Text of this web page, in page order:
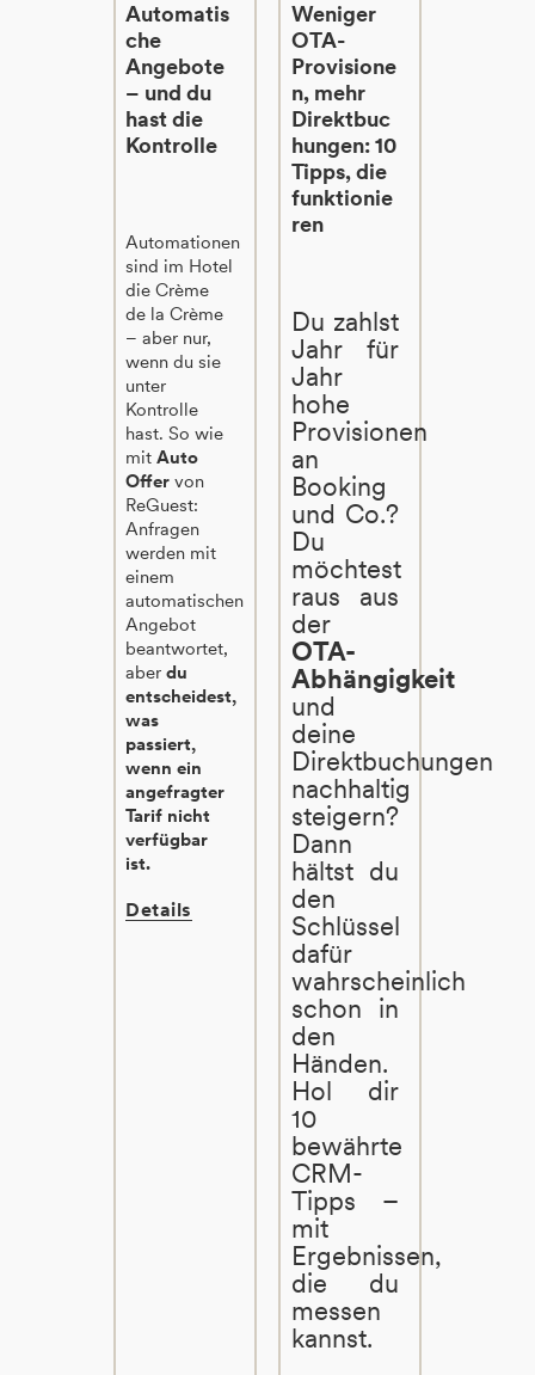
Automatis
che
Angebote
– und du
hast die
Kontrolle
Automationen
sind im Hotel
die Crème
de la Crème
– aber nur,
wenn du sie
unter
Kontrolle
hast. So wie
mitAuto
Offer von
ReGuest:
Anfragen
werden mit
einem
automatischen
Angebot
beantwortet,
aberdu
entscheidest,
was
passiert,
wenn ein
angefragter
Tarif nicht
verfügbar
ist.
Details
Weniger
OTA-
Provisione
n, mehr
Direktbuc
hungen: 10
Tipps, die
funktionie
ren
Du zahlst
Jahr für
Jahr
hohe
Provisionen
an
Booking
und Co.?
Du
möchtest
raus aus
der
OTA-
Abhängigkeit
und
deine
Direktbuchungen
nachhaltig
steigern?
Dann
hältst du
den
Schlüssel
dafür
wahrscheinlich
schon in
den
Händen.
Hol dir
10
bewährte
CRM-
Tipps –
mit
Ergebnissen,
die du
messen
kannst.